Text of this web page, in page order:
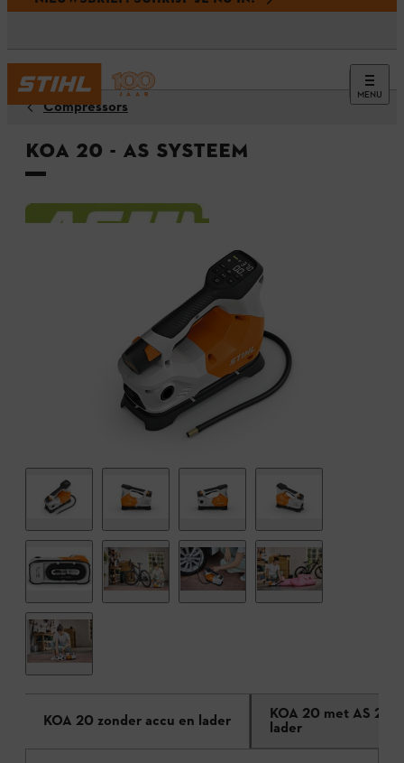
MENU
Compressors
KOA 20 - AS systeem
KOA 20 zonder accu en lader KOA 20 met AS 2
lader